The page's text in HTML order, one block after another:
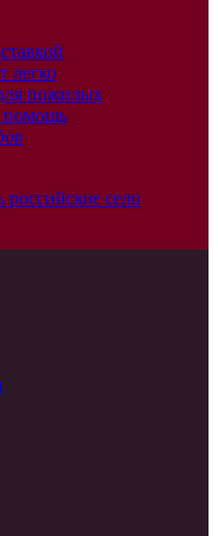
легко
пожилых
помощь
российское село